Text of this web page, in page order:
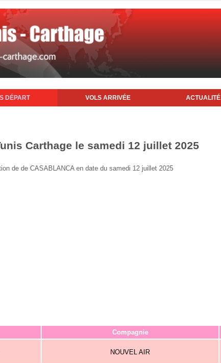
DÉPART VOLS ARRIVÉE ACTUALITÉ
Carthage le samedi 12 juillet 2025
de de CASABLANCA en date du samedi 12 juillet 2025
Compagnie
NOUVEL AIR